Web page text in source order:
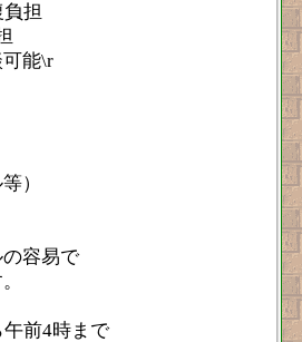
担
能\r
）
容易で
前4時まで